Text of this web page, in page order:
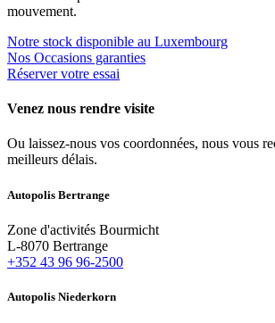
mouvement.
Notre stock disponible au Luxembourg
Nos Occasions garanties
Réserver votre essai
Venez nous rendre visite
Ou laissez-nous vos coordonnées, nous vous
meilleurs délais.
Autopolis Bertrange
Zone d'activités Bourmicht
L-8070 Bertrange
+352 43 96 96-2500
Autopolis Niederkorn